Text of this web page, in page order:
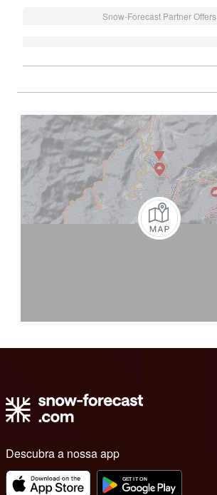
Snow-Forecast Partner Offers
Descubra a nossa app